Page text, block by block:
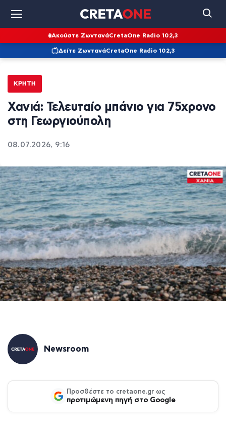
Ακούστε ΖωντανάCretaOne Radio 102,3
Δείτε ΖωντανάCretaOne Radio 102,3
ΚΡΉΤΗ
Χανιά: Τελευταίο μπάνιο για 75χρονο
στη Γεωργιούπολη
08.07.2026, 9:16
Newsroom
Προσθέστε το cretaone.gr ως
προτιμώμενη πηγή στο Google